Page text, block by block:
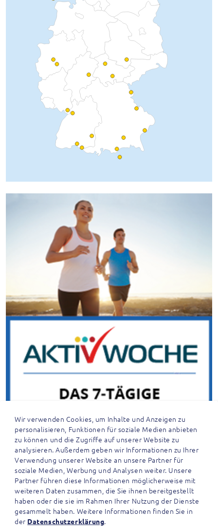
Wir verwenden Cookies, um Inhalte und Anzeigen zu
personalisieren, Funktionen für soziale Medien anbieten
zu können und die Zugriffe auf unserer Website zu
analysieren. Außerdem geben wir Informationen zu Ihrer
Verwendung unserer Website an unsere Partner für
soziale Medien, Werbung und Analysen weiter. Unsere
Partner führen diese Informationen möglicherweise mit
weiteren Daten zusammen, die Sie ihnen bereitgestellt
haben oder die sie im Rahmen Ihrer Nutzung der Dienste
gesammelt haben. Weitere Informationen finden Sie in
der Datenschutzerklärung.